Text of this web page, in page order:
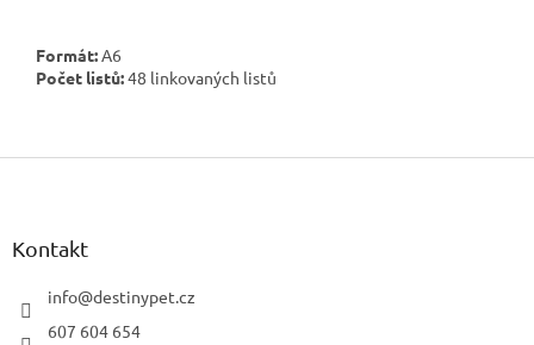
Formát:A6
Počet listů:48 linkovaných listů
Z
Kontakt
info@destinypet.cz
607 604 654